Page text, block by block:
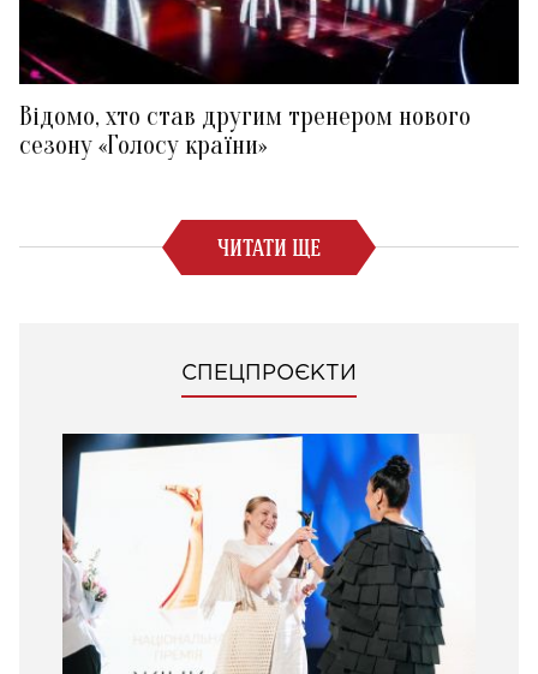
Відомо, хто став другим тренером нового
сезону «Голосу країни»
ЧИТАТИ ЩЕ
СПЕЦПРОЄКТИ